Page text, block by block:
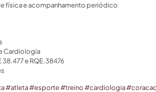
física e acompanhamento periódico⁣
Cardiologia
38.477 e RQE.38476
#atleta#esporte#treino#cardiologia#